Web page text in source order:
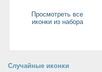
Просмотреть все
иконки из набора
Случайные иконки